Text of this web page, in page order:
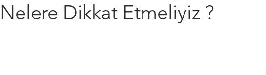
Dikkat Etmeliyiz ?